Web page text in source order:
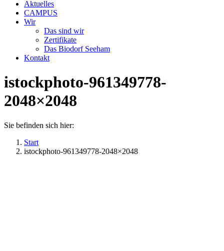
Aktuelles
CAMPUS
Wir
Das sind wir
Zertifikate
Das Biodorf Seeham
Kontakt
istockphoto-961349778-
2048×2048
Sie befinden sich hier:
Start
istockphoto-961349778-2048×2048